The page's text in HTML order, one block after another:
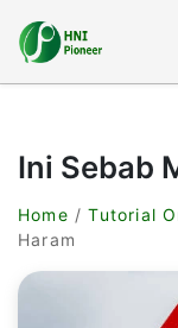
Ini Sebab
Home /Tutorial
Haram